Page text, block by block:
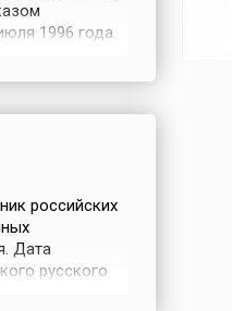
1996 года.
российских
Дата
русского